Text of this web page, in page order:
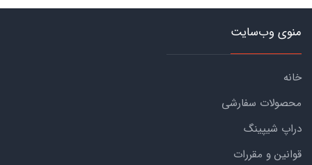
منوی وب‌سایت
خانه
محصولات سفارشی
دراپ شیپینگ
قوانین و مقررات